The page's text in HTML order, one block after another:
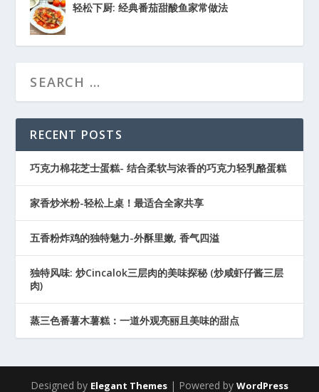
轻松下厨: 经典番茄甜酸鱼家常做法
RECENT POSTS
巧克力棉花芝士蛋糕- 结合柔软与浓香的巧克力轻乳酪蛋糕
家香炒米粉-轻松上桌！最适合全家共享
五香粉炸鸡的独特魅力-外酥里嫩, 香气四溢
独特风味: 炒Cincalok三层肉的美味探秘 (炒咸虾仔酱三层
肉)
蒸三色番薯木薯糕：一道外观亮丽且美味的甜点
Designed by Elegant Themes | Powered by WordPress